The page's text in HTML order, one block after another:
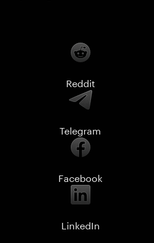
Reddit
Telegram
Facebook
LinkedIn